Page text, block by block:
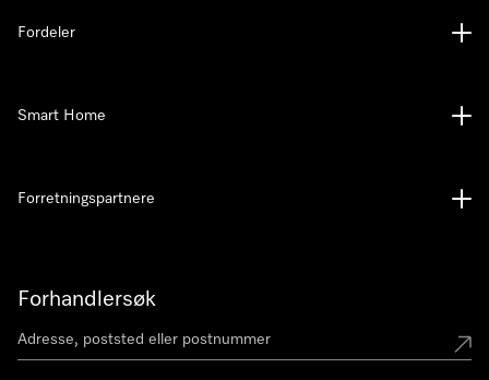
Forhandlersøk
Fordeler
Smart Home
Forretningspartnere